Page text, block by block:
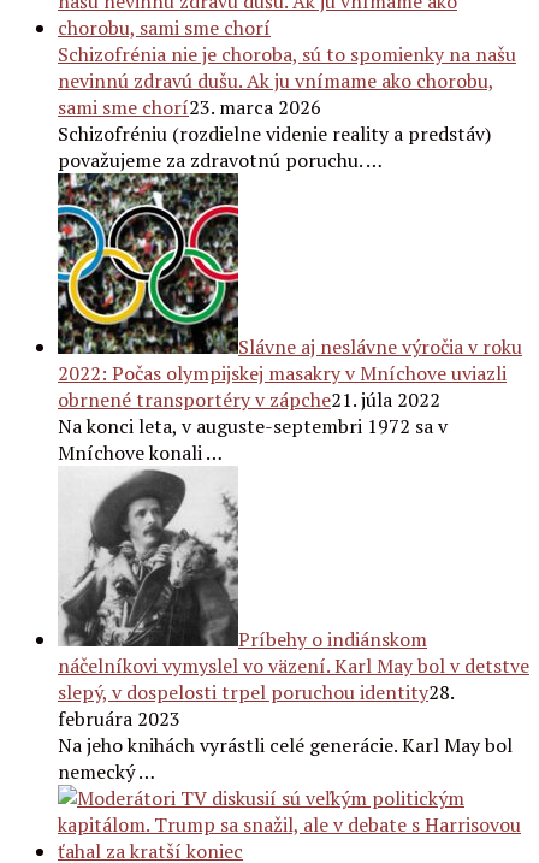
Schizofrénia nie je choroba, sú to spomienky na našu
nevinnú zdravú dušu. Ak ju vnímame ako chorobu,
sami sme chorí23. marca 2026
Schizofréniu (rozdielne videnie reality a predstáv)
považujeme za zdravotnú poruchu. …
Slávne aj neslávne výročia v roku
2022: Počas olympijskej masakry v Mníchove uviazli
obrnené transportéry v zápche21. júla 2022
Na konci leta, v auguste-septembri 1972 sa v
Mníchove konali …
Príbehy o indiánskom
náčelníkovi vymyslel vo väzení. Karl May bol v detstve
slepý, v dospelosti trpel poruchou identity28.
februára 2023
Na jeho knihách vyrástli celé generácie. Karl May bol
nemecký …